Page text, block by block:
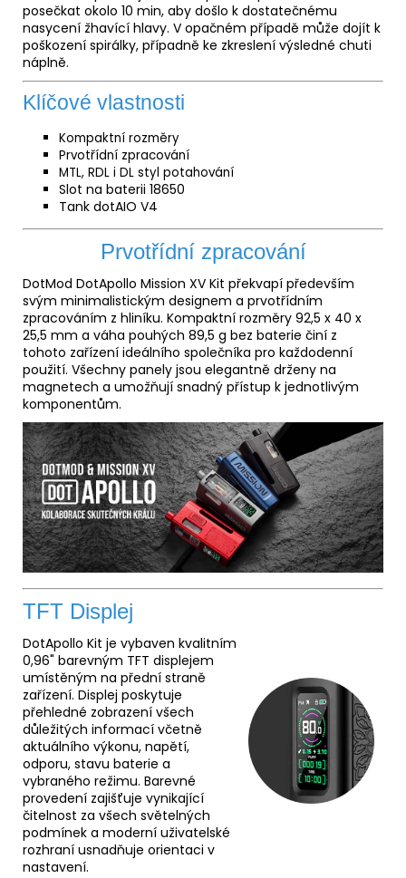
posečkat okolo 10 min, aby došlo k dostatečnému
nasycení žhavící hlavy. V opačném případě může dojít k
poškození spirálky, případně ke zkreslení výsledné chuti
náplně.
Klíčové vlastnosti
Kompaktní rozměry
Prvotřídní zpracování
MTL, RDL i DL styl potahování
Slot na baterii 18650
Tank dotAIO V4
Prvotřídní zpracování
DotMod DotApollo Mission XV Kit překvapí především
svým minimalistickým designem a prvotřídním
zpracováním z hliníku. Kompaktní rozměry 92,5 x 40 x
25,5 mm a váha pouhých 89,5 g bez baterie činí z
tohoto zařízení ideálního společníka pro každodenní
použití. Všechny panely jsou elegantně drženy na
magnetech a umožňují snadný přístup k jednotlivým
komponentům.
TFT Displej
DotApollo Kit je vybaven kvalitním
0,96" barevným TFT displejem
umístěným na přední straně
zařízení. Displej poskytuje
přehledné zobrazení všech
důležitých informací včetně
aktuálního výkonu, napětí,
odporu, stavu baterie a
vybraného režimu. Barevné
provedení zajišťuje vynikající
čitelnost za všech světelných
podmínek a moderní uživatelské
rozhraní usnadňuje orientaci v
nastavení.